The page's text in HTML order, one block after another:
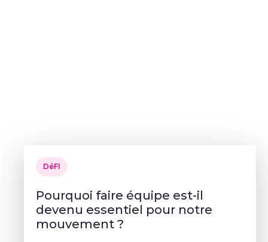
DéFI
Pourquoi faire équipe est-il
devenu essentiel pour notre
mouvement ?